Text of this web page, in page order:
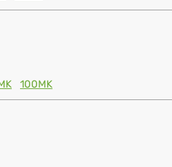
100MK